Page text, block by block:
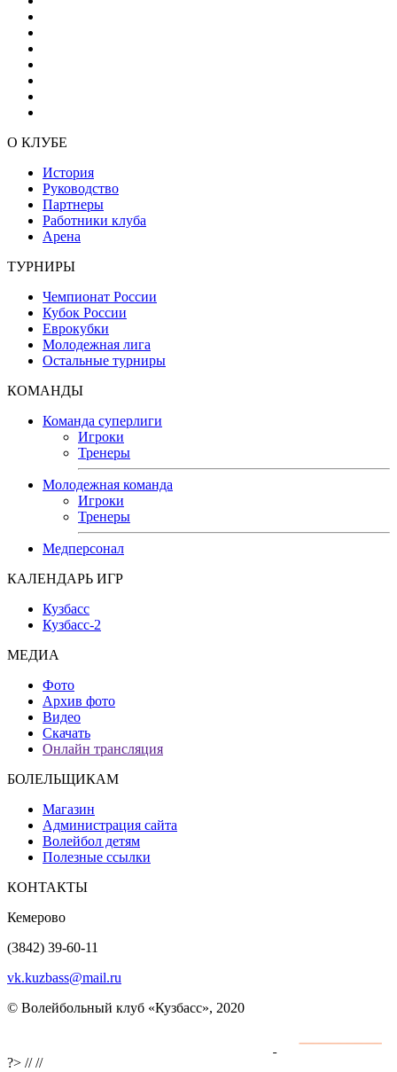
О КЛУБЕ
История
Руководство
Партнеры
Работники клуба
Арена
ТУРНИРЫ
Чемпионат России
Кубок России
Еврокубки
Молодежная лига
Остальные турниры
КОМАНДЫ
Команда суперлиги
Игроки
Тренеры
Молодежная команда
Игроки
Тренеры
Медперсонал
КАЛЕНДАРЬ ИГР
Кузбасс
Кузбасс-2
МЕДИА
Фото
Архив фото
Видео
Скачать
Онлайн трансляция
БОЛЕЛЬЩИКАМ
Магазин
Администрация сайта
Волейбол детям
Полезные ссылки
КОНТАКТЫ
Кемерово
(3842) 39-60-11
vk.kuzbass@mail.ru
© Волейбольный клуб «Кузбасс», 2020
?> ////